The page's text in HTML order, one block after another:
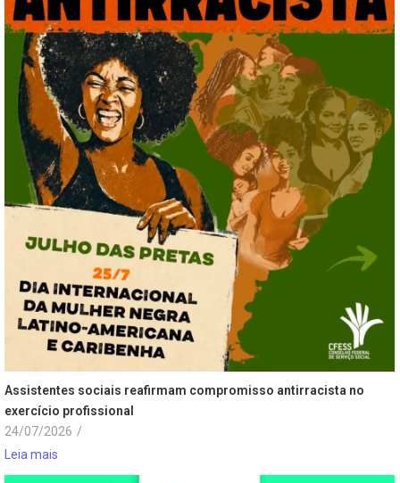
Assistentes sociais reafirmam compromisso antirracista no
exercício profissional
24/07/2026 /
Leia mais